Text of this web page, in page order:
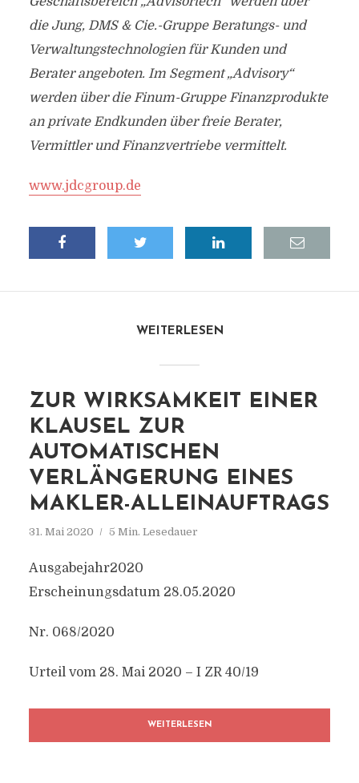
die Jung, DMS & Cie.-Gruppe Beratungs- und
Verwaltungstechnologien für Kunden und
Berater angeboten. Im Segment „Advisory“
werden über die Finum-Gruppe Finanzprodukte
an private Endkunden über freie Berater,
Vermittler und Finanzvertriebe vermittelt.
www.jdcgroup.de
WEITERLESEN
ZUR WIRKSAMKEIT EINER
KLAUSEL ZUR
AUTOMATISCHEN
VERLÄNGERUNG EINES
MAKLER-ALLEINAUFTRAGS
31. Mai 2020 5 Min. Lesedauer
Ausgabejahr2020
Erscheinungsdatum 28.05.2020
Nr. 068/2020
Urteil vom 28. Mai 2020 – I ZR 40/19
WEITERLESEN